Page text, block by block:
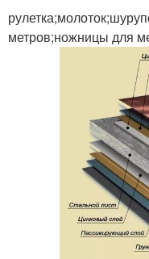
метров;ножницы для